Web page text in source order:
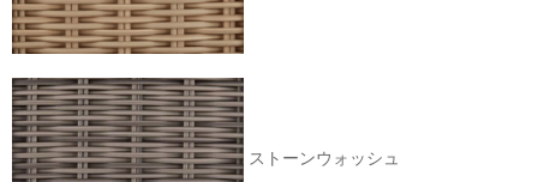
ストーンウォッシュ